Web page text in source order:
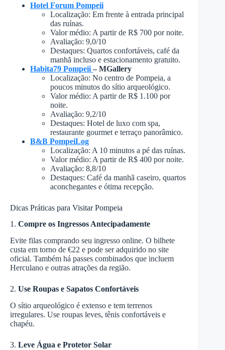
Hotel Forum Pompeii
Localização: Em frente à entrada principal
das ruínas.
Valor médio: A partir de R$ 700 por noite.
Avaliação: 9,0/10
Destaques: Quartos confortáveis, café da
manhã incluso e estacionamento gratuito.
Habita79 Pompeii– MGallery
Localização: No centro de Pompeia, a
poucos minutos do sítio arqueológico.
Valor médio: A partir de R$ 1.100 por
noite.
Avaliação: 9,2/10
Destaques: Hotel de luxo com spa,
restaurante gourmet e terraço panorâmico.
B&B PompeiLog
Localização: A 10 minutos a pé das ruínas.
Valor médio: A partir de R$ 400 por noite.
Avaliação: 8,8/10
Destaques: Café da manhã caseiro, quartos
aconchegantes e ótima recepção.
Dicas Práticas para Visitar Pompeia
1. Compre os Ingressos Antecipadamente
Evite filas comprando seu ingresso online. O bilhete
custa em torno de €22 e pode ser adquirido no site
oficial. Também há passes combinados que incluem
Herculano e outras atrações da região.
2. Use Roupas e Sapatos Confortáveis
O sítio arqueológico é extenso e tem terrenos
irregulares. Use roupas leves, tênis confortáveis e
chapéu.
3. Leve Água e Protetor Solar